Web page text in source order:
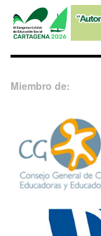
Miembro de: